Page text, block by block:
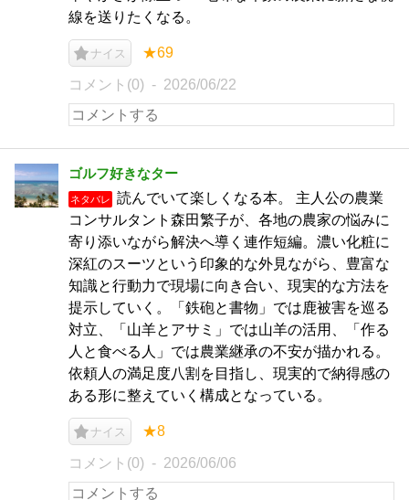
線を送りたくなる。
ナイス ★69
コメント(0) 2026/06/22
ゴルフ好きなター
ネタバレ
読んでいて楽しくなる本。 主人公の農業
コンサルタント森田繁子が、各地の農家の悩みに
寄り添いながら解決へ導く連作短編。濃い化粧に
深紅のスーツという印象的な外見ながら、豊富な
知識と行動力で現場に向き合い、現実的な方法を
提示していく。「鉄砲と書物」では鹿被害を巡る
対立、「山羊とアサミ」では山羊の活用、「作る
人と食べる人」では農業継承の不安が描かれる。
依頼人の満足度八割を目指し、現実的で納得感の
ある形に整えていく構成となっている。
ナイス ★8
コメント(0) 2026/06/06